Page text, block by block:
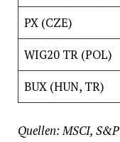
PX (CZE)
WIG20 TR (POL)
BUX (HUN, TR)
Quellen: MSCI,